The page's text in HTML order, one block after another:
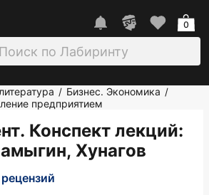
0
/ Бизнес. Экономика /
предприятием
Конспект лекций:
Хунагов